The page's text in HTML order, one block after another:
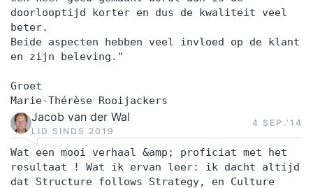
doorlooptijd korter en dus de kwaliteit veel
beter.
Beide aspecten hebben veel invloed op de klant
en zijn beleving."
Groet
Marie-Thérèse Rooijackers
Jacob van der Wal
LID SINDS 2019
4 SEP.‘14
Wat een mooi verhaal &amp; proficiat met het
resultaat ! Wat ik ervan leer: ik dacht altijd
dat Structure follows Strategy, en Culture